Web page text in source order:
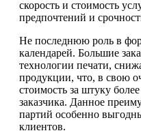
скорость и стоимость
предпочтений и
Не последнюю роль в
календарей. Большие
технологии печати,
продукции, что, в свою
стоимость за штуку
заказчика. Данное
партий особенно
клиентов.